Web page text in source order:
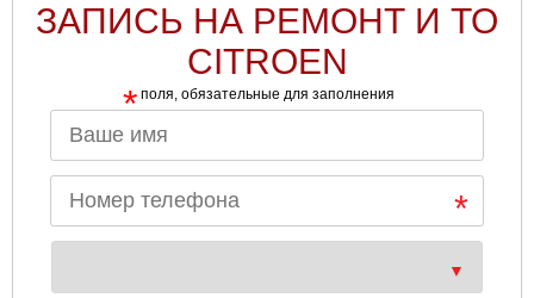
ЗАПИСЬ НА РЕМОНТ И ТО
CITROEN
* поля, обязательные для заполнения